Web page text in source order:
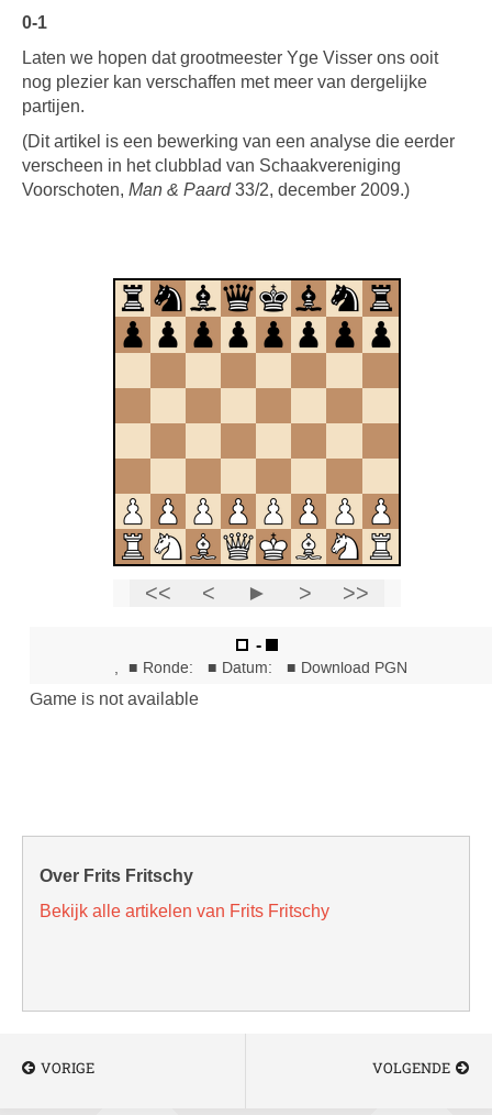
0-1
Laten we hopen dat grootmeester Yge Visser ons ooit
nog plezier kan verschaffen met meer van dergelijke
partijen.
(Dit artikel is een bewerking van een analyse die eerder
verscheen in het clubblad van Schaakvereniging
Voorschoten, Man & Paard33/2, december 2009.)
Over Frits Fritschy
Bekijk alle artikelen van Frits Fritschy
VORIGE VOLGENDE